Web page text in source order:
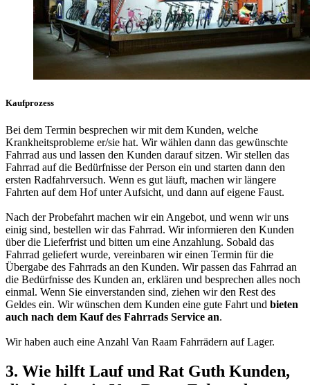
Kaufprozess
Bei dem Termin besprechen wir mit dem Kunden, welche
Krankheitsprobleme er/sie hat. Wir wählen dann das gewünschte
Fahrrad aus und lassen den Kunden darauf sitzen. Wir stellen das
Fahrrad auf die Bedürfnisse der Person ein und starten dann den
ersten Radfahrversuch. Wenn es gut läuft, machen wir längere
Fahrten auf dem Hof unter Aufsicht, und dann auf eigene Faust.
Nach der Probefahrt machen wir ein Angebot, und wenn wir uns
einig sind, bestellen wir das Fahrrad. Wir informieren den Kunden
über die Lieferfrist und bitten um eine Anzahlung. Sobald das
Fahrrad geliefert wurde, vereinbaren wir einen Termin für die
Übergabe des Fahrrads an den Kunden. Wir passen das Fahrrad an
die Bedürfnisse des Kunden an, erklären und besprechen alles noch
einmal. Wenn Sie einverstanden sind, ziehen wir den Rest des
Geldes ein. Wir wünschen dem Kunden eine gute Fahrt und bieten
auch nach dem Kauf des Fahrrads Service an.
Wir haben auch eine Anzahl Van Raam Fahrrädern auf Lager.
3. Wie hilft Lauf und Rat Guth Kunden,